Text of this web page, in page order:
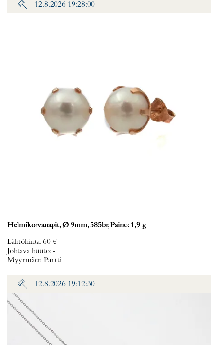
12.8.2026 19:28:00
Helmikorvanapit, Ø 9mm, 585br, Paino: 1,9 g
Lähtöhinta:60 €
Johtava huuto:-
Myyrmäen Pantti
12.8.2026 19:12:30